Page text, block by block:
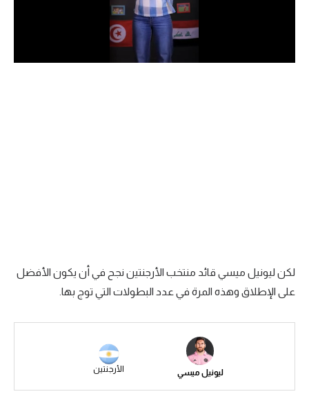
دوري أبطال إفريقيا
سعودي في الجول
الدوري الإنجليزي
لكن ليونيل ميسي قائد منتخب الأرجنتين نجح في أن يكون الأفضل
على الإطلاق وهذه المرة في عدد البطولات التي توج بها.
ليونيل ميسي الأرجنتين